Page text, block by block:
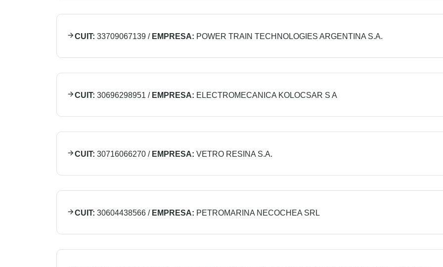
CUIT: 33709067139 / EMPRESA: POWER TRAIN TECHNOLOGIES ARGENTINA S.A.
CUIT: 30696298951 / EMPRESA: ELECTROMECANICA KOLOCSAR S A
CUIT: 30716066270 / EMPRESA: VETRO RESINA S.A.
CUIT: 30604438566 / EMPRESA: PETROMARINA NECOCHEA SRL